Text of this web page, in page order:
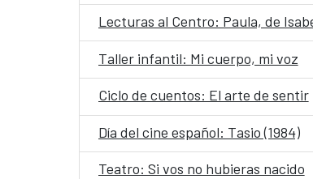
Lecturas al Centro: Paula, de
Taller infantil: Mi cuerpo, mi voz
Ciclo de cuentos: El arte de sentir
Día del cine español: Tasio (1984)
Teatro: Si vos no hubieras nacido